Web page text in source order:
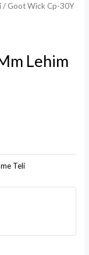
/ Goot Wick Cp-30Y
Lehim
Teli